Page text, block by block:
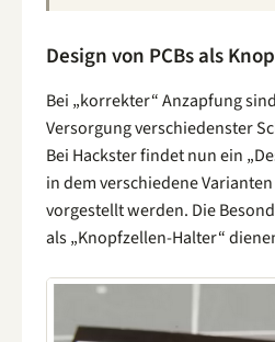
Design von PCBs als
Bei „korrekter“ Anzapfung
Versorgung verschiedenster
Bei Hackster findet nun ein
in dem verschiedene
vorgestellt werden. Die
als „Knopfzellen-Halter“